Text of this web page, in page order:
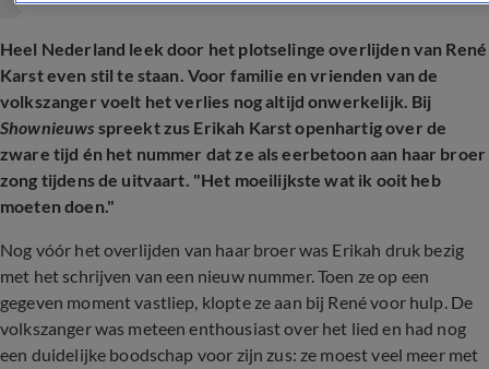
Heel Nederland leek door het plotselinge overlijden van René
Karst even stil te staan. Voor familie en vrienden van de
volkszanger voelt het verlies nog altijd onwerkelijk. Bij
Shownieuws spreekt zus Erikah Karst openhartig over de
zware tijd én het nummer dat ze als eerbetoon aan haar broer
zong tijdens de uitvaart. "Het moeilijkste wat ik ooit heb
moeten doen."
Nog vóór het overlijden van haar broer was Erikah druk bezig
met het schrijven van een nieuw nummer. Toen ze op een
gegeven moment vastliep, klopte ze aan bij René voor hulp. De
volkszanger was meteen enthousiast over het lied en had nog
een duidelijke boodschap voor zijn zus: ze moest veel meer met